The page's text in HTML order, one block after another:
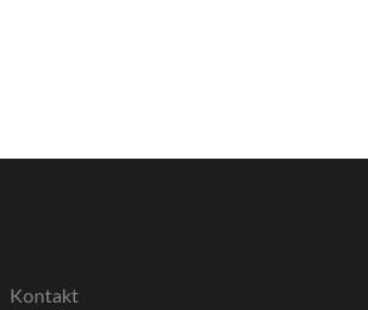
Kontakt